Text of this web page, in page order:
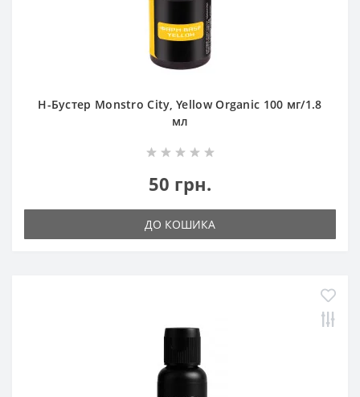
Н-Бустер Monstro City, Yellow Organic 100 мг/1.8
мл
50 грн.
ДО КОШИКА